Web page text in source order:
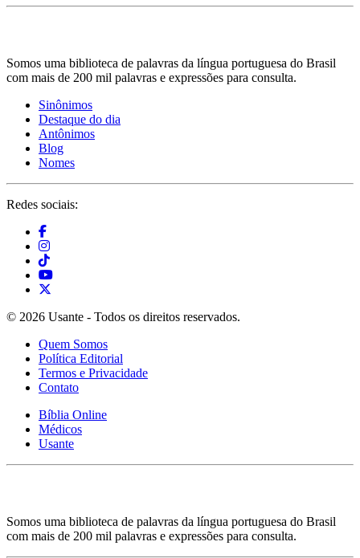
Somos uma biblioteca de palavras da língua portuguesa do Brasil
com mais de 200 mil palavras e expressões para consulta.
Sinônimos
Destaque do dia
Antônimos
Blog
Nomes
Redes sociais:
© 2026 Usante - Todos os direitos reservados.
Quem Somos
Política Editorial
Termos e Privacidade
Contato
Bíblia Online
Médicos
Usante
Somos uma biblioteca de palavras da língua portuguesa do Brasil
com mais de 200 mil palavras e expressões para consulta.